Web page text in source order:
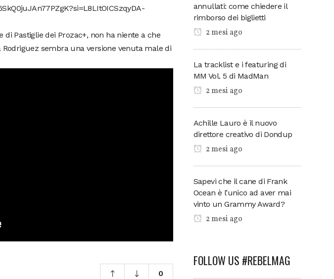
di Pastiglie dei Prozac+, non ha niente a che
Rodriguez sembra una versione venuta male di
0
annullati: come chiedere il
rimborso dei biglietti
2 mesi ago
La tracklist e i featuring di
MM Vol. 5 di MadMan
2 mesi ago
Achille Lauro è il nuovo
direttore creativo di Dondup
2 mesi ago
Sapevi che il cane di Frank
Ocean è l’unico ad aver mai
vinto un Grammy Award?
2 mesi ago
FOLLOW US #REBELMAG